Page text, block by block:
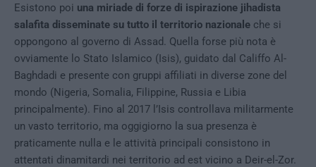
Esistono poi una miriade di forze di ispirazione jihadista
salafita disseminate su tutto il territorio nazionale che si
oppongono al governo di Assad. Quella forse più nota è
ovviamente lo Stato Islamico (Isis), guidato dal Califfo Al-
Baghdadi e presente con gruppi affiliati in diverse zone del
mondo (Nigeria, Somalia, Filippine, Russia e Libia
principalmente). Fino al 2017 l’Isis controllava militarmente
un vasto territorio, ma oggigiorno la sua presenza è
praticamente nulla e le attività principali consistono in
attentati dinamitardi nei territorio ad est vicino a Deir-el-Zor.